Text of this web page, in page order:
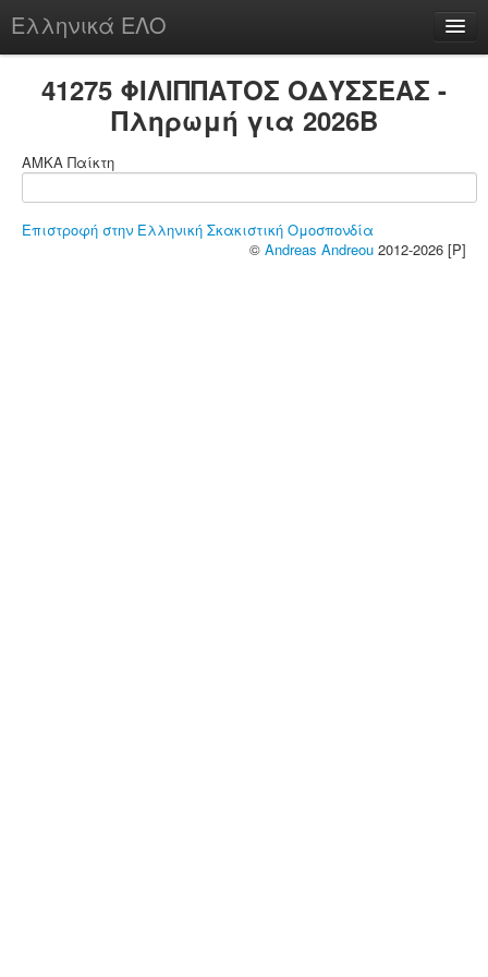
Ελληνικά ΕΛΟ
chesstu.be @ discord
41275 ΦΙΛΙΠΠΑΤΟΣ ΟΔΥΣΣΕΑΣ -
Πληρωμή για 2026B
ΑΜΚΑ Παίκτη
Επιστροφή στην Ελληνική Σκακιστική Ομοσπονδία
© Andreas Andreou 2012-2026 [P]